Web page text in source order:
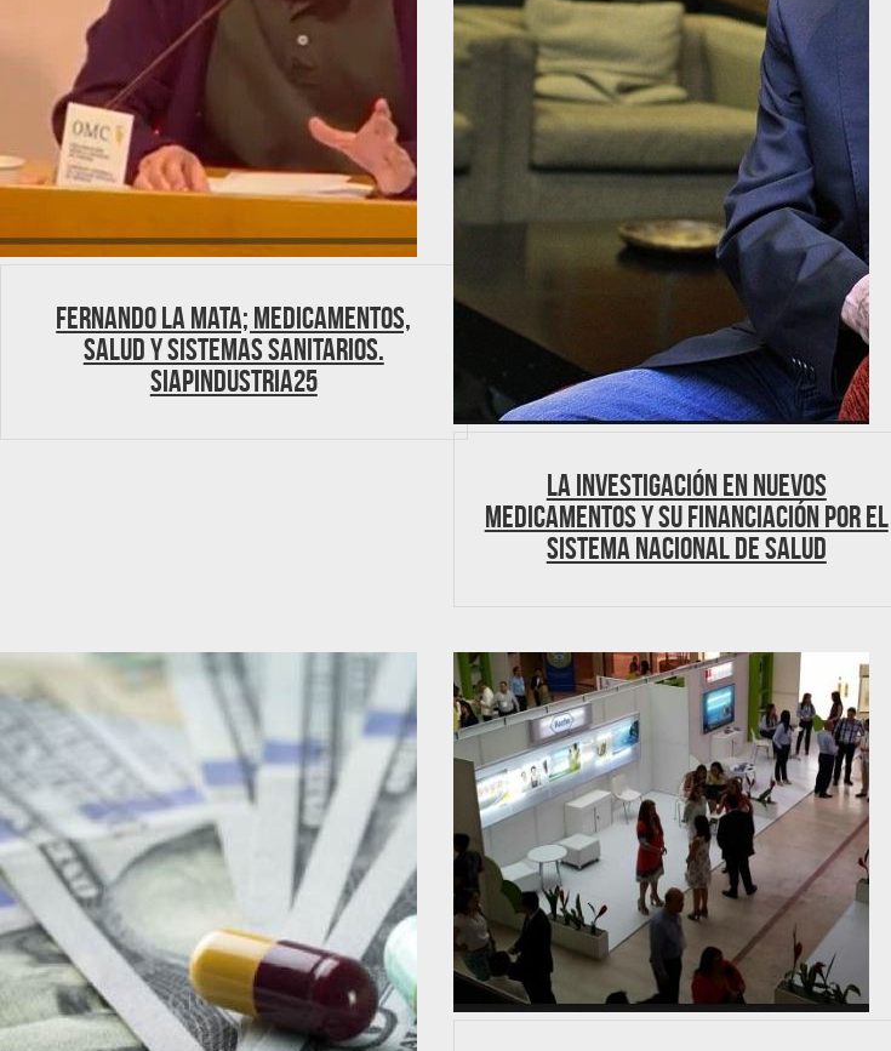
FERNANDO LA MATA; Medicamentos,
salud y sistemas sanitarios.
SIAPINDUSTRIA25
La investigación en nuevos
medicamentos y su financiación por el
Sistema Nacional de Salud